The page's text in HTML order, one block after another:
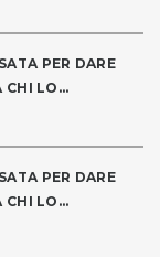
PER DARE
CHI LO...
PER DARE
CHI LO...